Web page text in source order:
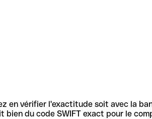
en vérifier l'exactitude soit avec la
du code SWIFT exact pour le